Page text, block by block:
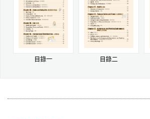
目錄一 目錄二